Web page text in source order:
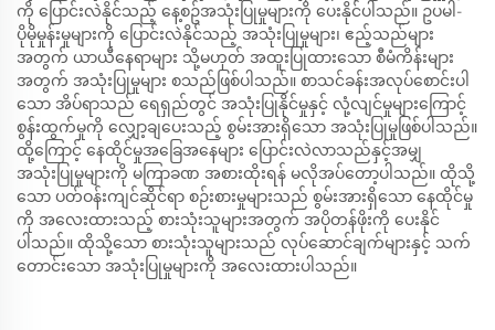
ကို ပြောင်းလဲနိုင်သည့် နေ့စဥ်အသုံးပြုမှုများကို ပေးနိုင်ပါသည်။ ဥပမါ-
ပိုမိုမှုန်းမှုများကို ပြောင်းလဲနိုင်သည့် အသုံးပြုမှုများ၊ ဧည့်သည်များ
အတွက် ယာယီနေရာများ သို့မဟုတ် အထူးပြုထားသော စီမံကိန်းများ
အတွက် အသုံးပြုမှုများ စသည်ဖြစ်ပါသည်။ စာသင်ခန်းအလုပ်စောင်းပါ
သော အိပ်ရာသည် ရေရှည်တွင် အသုံးပြုနိုင်မှုနှင့် လုံ့လျင်မှုများကြောင့်
စွန်းထွက်မှုကို လျှော့ချပေးသည့် စွမ်းအားရှိသော အသုံးပြုမှုဖြစ်ပါသည်။
ထို့ကြောင့် နေထိုင်မှုအခြေအနေများ ပြောင်းလဲလာသည်နှင့်အမျှ
အသုံးပြုမှုများကို မကြာခဏ အစားထိုးရန် မလိုအပ်တော့ပါသည်။ ထိုသို့
သော ပတ်ဝန်းကျင်ဆိုင်ရာ စဉ်းစားမှုများသည် စွမ်းအားရှိသော နေထိုင်မှု
ကို အလေးထားသည့် စားသုံးသူများအတွက် အပိုတန်ဖိုးကို ပေးနိုင်
ပါသည်။ ထိုသို့သော စားသုံးသူများသည် လုပ်ဆောင်ချက်များနှင့် သက်
တောင်းသော အသုံးပြုမှုများကို အလေးထားပါသည်။